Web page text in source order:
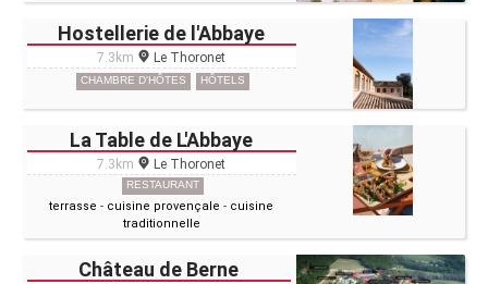
Hostellerie de l'Abbaye
7.3km Le Thoronet
CHAMBRE D'HÔTES HÔTELS
La Table de L'Abbaye
7.3km Le Thoronet
RESTAURANT
terrasse - cuisine provençale - cuisine
traditionnelle
Château de Berne